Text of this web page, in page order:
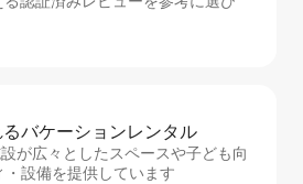
バ⁠ケ⁠ー⁠シ⁠ョ⁠ンレ⁠ン⁠タ⁠ル
が広々としたスペースや子ども向
・設備を提供しています